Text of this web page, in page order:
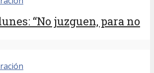
“No juzguen, para no